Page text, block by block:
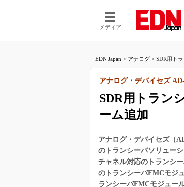
メディア
つながるクルマ
エレクトロニクス入
5G（EE Times Japan
製品解剖（EE
マイク
中堅技
用講座
たった
Wired,
マイコ
Q&Aで
高速シ
EDN Japan > アナログ > SDR用ト
SDR用トラン
ーム追加
アナログ・デバイセズ
アナログ・デバイセズ（
のトランシーバソリュー
チャネル対応のトランシ
のトランシーバFMCモジ
ランシーバFMCモジュー